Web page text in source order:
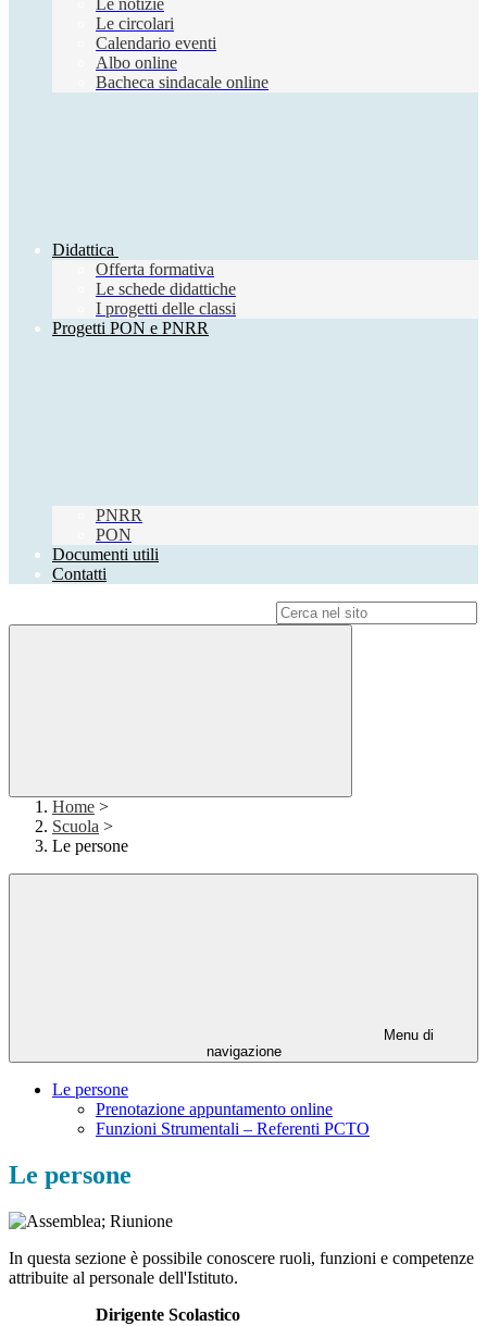
Le notizie
Le circolari
Calendario eventi
Albo online
Bacheca sindacale online
Didattica
Offerta formativa
Le schede didattiche
I progetti delle classi
Progetti PON e PNRR
PNRR
PON
Documenti utili
Contatti
Home >
Scuola >
Le persone
Menu di
navigazione
Le persone
Prenotazione appuntamento online
Funzioni Strumentali – Referenti PCTO
Le persone
In questa sezione è possibile conoscere ruoli, funzioni e competenze
attribuite al personale dell'Istituto.
Dirigente Scolastico